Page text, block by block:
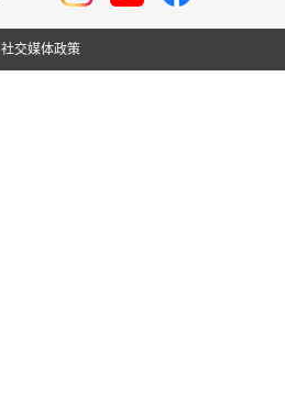
社交媒体政策